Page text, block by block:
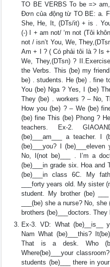
TO BE VERBS To be =>
Đơn của động từ TO BE: a.
She, He, It, (DTs/it) + is .
(-) I + am not/ ‘m not (Tôi
not / isn’t You, We,
Am + I ? ( Có phải tôi là ? Is
We, They,(DTsn) ?
the Verbs. This (be) my
be) . students. He (be) . fine
You (be) Nga ? Yes, I (be)
They (be) . workers ? – No,
How you (be) ? – We (be)
(be) fine This (be) Phong ?
teachers. Ex-2.
(be)___am___ a teacher. I
(be)___you? I
No, I(not be)___ . I’m a
(be)___in grade six. Hoa and
(be)___in class 6C. My
___forty years old. My sister
student. My brother (be)
___(be) she a nurse? No,
brothers (be)___doctors.
Ex-3. VD: What (be)__is__
Nam What (be)___this?
That is a desk. Who
Where(be)___your
students (be)___ there in